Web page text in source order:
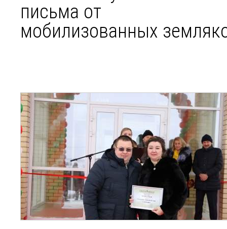
письма от
мобилизованных